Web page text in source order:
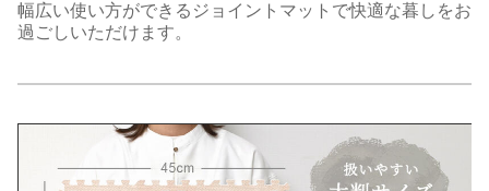
幅広い使い方ができるジョイントマットで快適な暮しをお
過ごしいただけます。